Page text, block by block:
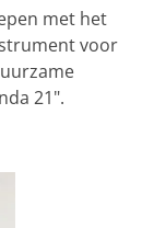
met het
voor
21".